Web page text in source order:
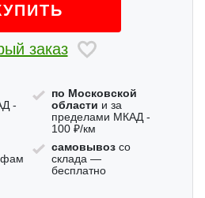
заказ
-
по Московской
области и за
пределами МКАД -
100 ₽/км
самовывозсо
склада —
бесплатно